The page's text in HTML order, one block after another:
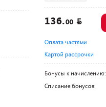
136.00
Оплата частями
Картой рассрочки
Бонусы к начислению:
Списание бонусов: